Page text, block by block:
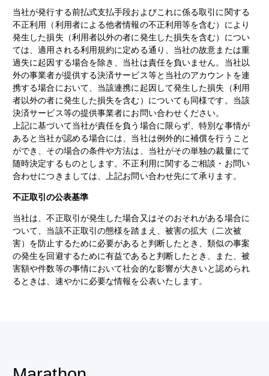
当社が発行する前払式支払手段およびこれに係る取引に関する
不正利用（利用者による他者情報の不正利用等を含む）により
発生した損失（利用者以外の者に発生した損失を含む）につい
ては、適用される利用規約に定める通り、当社の故意または重
過失に起因する場合を除き、当社は責任を負いません。当社以
外の事業者が提供する決済サービス等と当社のアカウントを連
携する場合において、当該連携に起因して発生した損失（利用
者以外の者に発生した損失を含む）についても同様です。当該
決済サービス等の提供事業者にお問い合わせください。
上記に基づいて当社が責任を負う場合に限らず、特別な事情が
あると当社が認める場合には、当社は例外的に補償を行うこと
ができ、その場合の条件や方法は、当社がその単独の裁量にて
随時決定するものとします。不正利用に関するご相談・お問い
合わせにつきましては、上記お問い合わせ先にて承ります。
不正取引の公表基準
当社は、不正取引が発生した場合又はそのおそれがある場合に
ついて、当該不正取引の態様を踏まえ、被害の拡大（二次被
害）を防止するために必要があると判断したとき、類似の事案
の発生を回避するために有益であると判断したとき、また、被
害額や件数等の事情において社会的な影響が大きいと認められ
るときは、速やかに必要な情報を公表いたします。